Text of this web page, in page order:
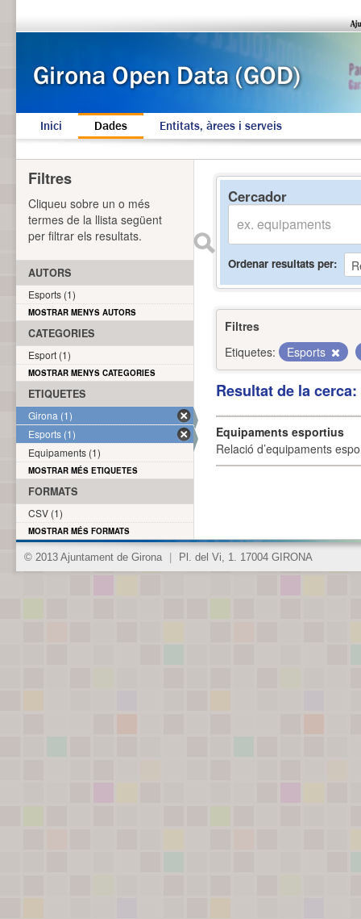
Inici Dades Entitats, àrees i serveis
Cercador
Ordenar resultats per
Filtres
Etiquetes:
Esports
Resultat de la
Equipaments esportius
Relació d’equipaments
Filtres
Cliqueu sobre un o més
termes de la llista següent
per filtrar els resultats.
AUTORS
Esports (1)
MOSTRAR MENYS AUTORS
CATEGORIES
Esport (1)
MOSTRAR MENYS CATEGORIES
ETIQUETES
Girona (1)
Esports (1)
Equipaments (1)
MOSTRAR MÉS ETIQUETES
FORMATS
CSV (1)
MOSTRAR MÉS FORMATS
© 2013 Ajuntament de Girona Pl. del Vi, 1. 17004 GIRONA